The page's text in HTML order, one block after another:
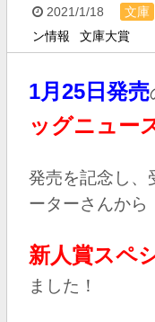
2021/1/18 文庫
ン情報
文庫大賞
1月25日発売
ッグニュー
発売を記念し、
ーターさんから
新人賞スペ
ました！